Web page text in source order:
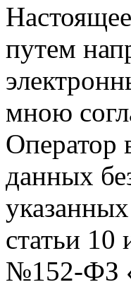
путем
мною
Оператор
данных
статьи 10
№152-ФЗ